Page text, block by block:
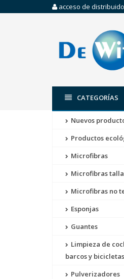
acceso de
CATEGORÍAS
Nuevos
Productos
Microfibras
Microfibras
Microfibras no
Esponjas
Guantes
Limpieza de
barcos y bicicletas
Pulverizadores